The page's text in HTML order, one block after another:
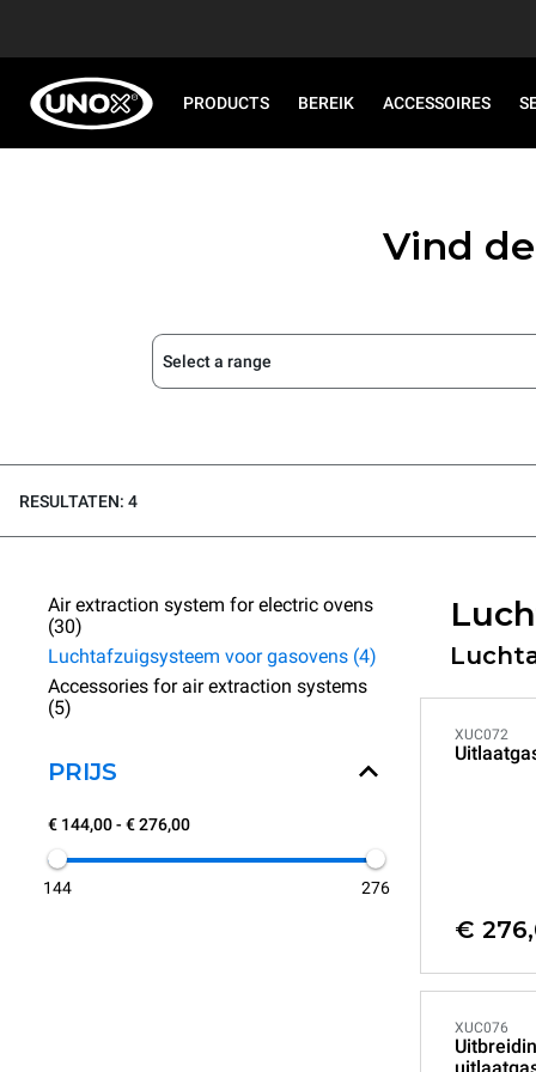
PRODUCTS BEREIK ACCESSOIRES
Vind
Select a range
RESULTATEN: 4
Air extraction system for electric ovens
(30)
Luchtafzuigsysteem voor gasovens (4)
Accessories for air extraction systems
(5)
PRIJS
€ 144,00 - € 276,00
144 276
XUC072
€
XUC076